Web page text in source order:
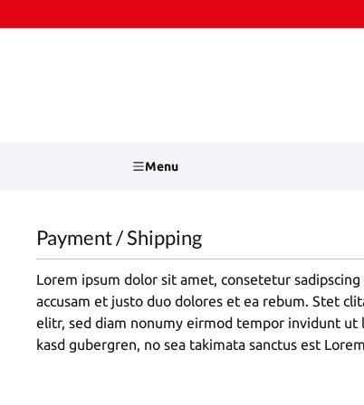
Menu
Payment / Shipping
Lorem ipsum dolor sit amet, consetetur
accusam et justo duo dolores et ea rebum. Stet
elitr, sed diam nonumy eirmod tempor invidunt ut
kasd gubergren, no sea takimata sanctus est